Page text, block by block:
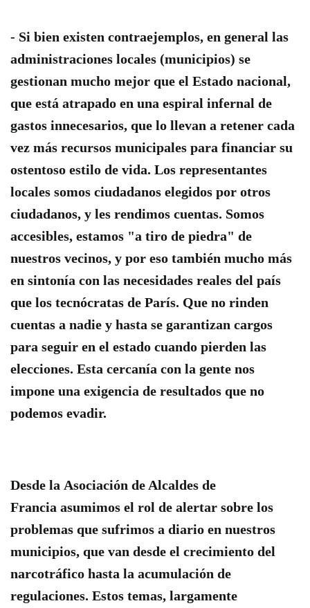
- Si bien existen contraejemplos, en general las
administraciones locales (municipios) se
gestionan mucho mejor que el Estado nacional,
que está atrapado en una espiral infernal de
gastos innecesarios, que lo llevan a retener cada
vez más recursos municipales para financiar su
ostentoso estilo de vida. Los representantes
locales somos ciudadanos elegidos por otros
ciudadanos, y les rendimos cuentas. Somos
accesibles, estamos "a tiro de piedra" de
nuestros vecinos, y por eso también mucho más
en sintonía con las necesidades reales del país
que los tecnócratas de París. Que no rinden
cuentas a nadie y hasta se garantizan cargos
para seguir en el estado cuando pierden las
elecciones. Esta cercanía con la gente nos
impone una exigencia de resultados que no
podemos evadir.
Desde la Asociación de Alcaldes de
Francia asumimos el rol de alertar sobre los
problemas que sufrimos a diario en nuestros
municipios, que van desde el crecimiento del
narcotráfico hasta la acumulación de
regulaciones. Estos temas, largamente